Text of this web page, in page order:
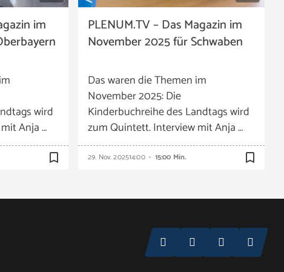
im
wird
Anja …
bookmark_border
PLENUM.TV – Das Magazin im
November 2025 für Schwaben
Das waren die Themen im
November 2025: Die
Kinderbuchreihe des Landtags wird
zum Quintett. Interview mit Anja …
29. Nov. 202514:00 15:00 Min. bookmark_border